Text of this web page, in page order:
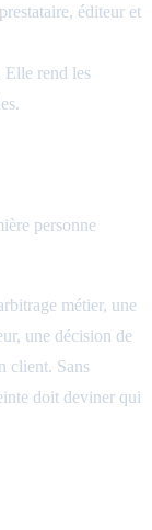
éditeur et
Elle rend les
personne
métier, une
une décision de
client. Sans
doit deviner qui